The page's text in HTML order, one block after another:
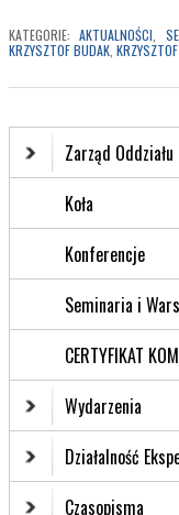
KATEGORIE: AKTUALNOŚCI
KRZYSZTOF BUDAK
Zarząd Oddziału
Koła
Konferencje
Seminaria i
CERTYFIKAT
Wydarzenia
Działalność
Czasopisma